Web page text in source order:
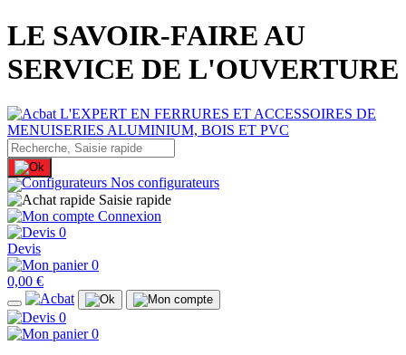
LE SAVOIR-FAIRE AU
SERVICE DE L'OUVERTURE
Nos configurateurs
Saisie rapide
Connexion
0
Devis
0
0,00 €
0
0